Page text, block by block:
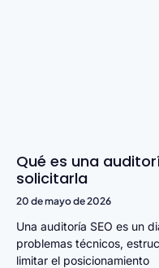
Qué es una
solicitarla
20 de mayo de 2026
Una auditoría SEO es un
problemas técnicos,
limitar el posicionamiento